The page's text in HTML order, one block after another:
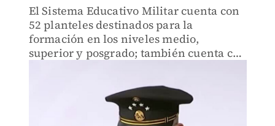
El Sistema Educativo Militar cuenta con
52 planteles destinados para la
formación en los niveles medio,
superior y posgrado; también cuenta con